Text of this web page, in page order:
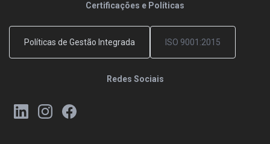
Certificações e Políticas
Políticas de Gestão Integrada ISO 9001:2015
Redes Sociais